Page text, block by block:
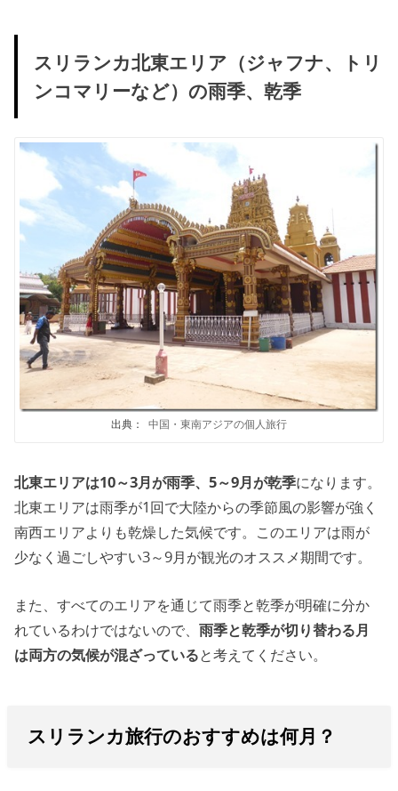
スリランカ北東エリア（ジャフナ、トリ
ンコマリーなど）の雨季、乾季
出典： 中国・東南アジアの個人旅行
北東エリアは10～3月が雨季、5～9月が乾季になります。
北東エリアは雨季が1回で大陸からの季節風の影響が強く
南西エリアよりも乾燥した気候です。このエリアは雨が
少なく過ごしやすい3～9月が観光のオススメ期間です。
また、すべてのエリアを通じて雨季と乾季が明確に分か
れているわけではないので、雨季と乾季が切り替わる月
は両方の気候が混ざっていると考えてください。
スリランカ旅行のおすすめは何月？